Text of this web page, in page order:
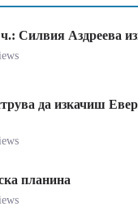
Силвия Аздреева
да изкачиш
планина